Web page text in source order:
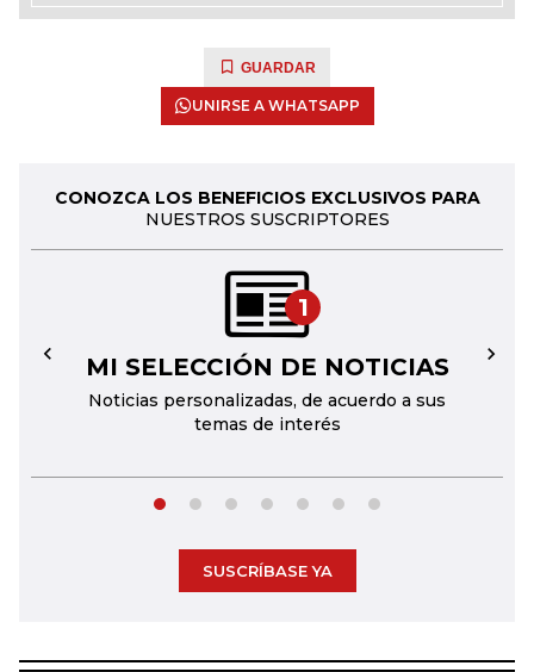
GUARDAR
UNIRSE A WHATSAPP
CONOZCA LOS BENEFICIOS EXCLUSIVOS PARA
NUESTROS SUSCRIPTORES
1
MI SELECCIÓN DE NOTICIAS
Noticias personalizadas, de acuerdo a sus
temas de interés
← →
SUSCRÍBASE YA